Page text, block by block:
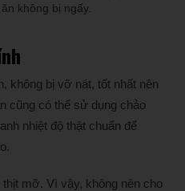
không bị ngấy.
không bị vỡ nát, tốt nhất nên
cũng có thể sử dụng chảo
nhiệt độ thật chuẩn để
mỡ. Vì vậy, không nên cho